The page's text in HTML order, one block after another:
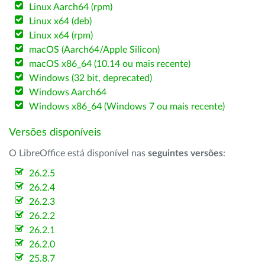
Linux Aarch64 (rpm)
Linux x64 (deb)
Linux x64 (rpm)
macOS (Aarch64/Apple Silicon)
macOS x86_64 (10.14 ou mais recente)
Windows (32 bit, deprecated)
Windows Aarch64
Windows x86_64 (Windows 7 ou mais recente)
Versões disponíveis
O LibreOffice está disponível nas seguintes versões:
26.2.5
26.2.4
26.2.3
26.2.2
26.2.1
26.2.0
25.8.7